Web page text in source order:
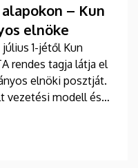
– Kun
elnöke
1-jétől Kun
rendes tagja látja el
elnöki posztját.
vezetési modell és a
Főigazgatóság
új szintre